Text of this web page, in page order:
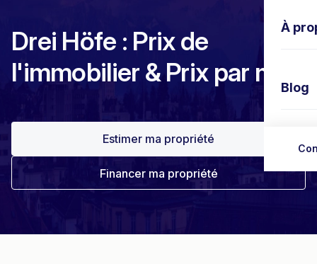
À
Blog
Drei Höfe : Prix de
l'immobilier & Prix par m²
Estimer ma propriété
Financer ma propriété